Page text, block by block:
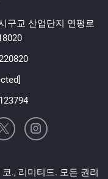
구교 산업단지 연평로
., 리미티드. 모든 권리